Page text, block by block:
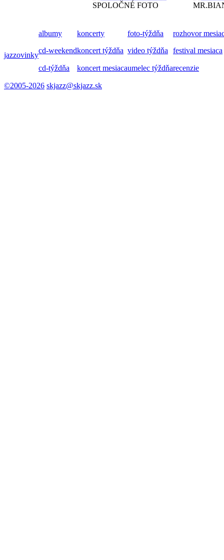
SPOLOČNÉ FOTO
jazzovinky
albumy koncerty foto-týždňa
rozhovor
cd-weekendkoncert týždňa video týždňa festival mesiaca
cd-týždňa koncert mesiacaumelec týždňarecenzie
©2005-2026 skjazz@skjazz.sk